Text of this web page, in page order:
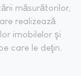
măsurătorilor,
realizează
imobilelor şi
care le deţin.